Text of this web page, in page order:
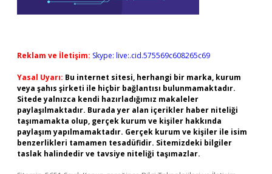
Reklam ve İletişim: Skype: live:.cid.575569c608265c69
Yasal Uyarı: Bu internet sitesi, herhangi bir marka, kurum
veya şahıs şirketi ile hiçbir bağlantısı bulunmamaktadır.
Sitede yalnızca kendi hazırladığımız makaleler
paylaşılmaktadır. Burada yer alan içerikler haber niteliği
taşımamakta olup, gerçek kurum ve kişiler hakkında
paylaşım yapılmamaktadır. Gerçek kurum ve kişiler ile isim
benzerlikleri tamamen tesadüfidir. Sitemizdeki bilgiler
taslak halindedir ve tavsiye niteliği taşımazlar.